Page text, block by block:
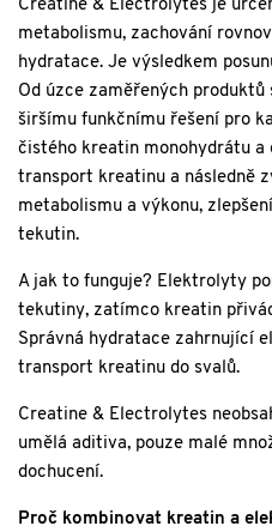
Creatine & Electrolytes je
metabolismu, zachování
hydratace. Je výsledkem
Od úzce zaměřených produktů
širšímu funkčnímu řešení pro
čistého kreatin monohydrátu
transport kreatinu a následně
metabolismu a výkonu,
tekutin.
A jak to funguje? Elektrolyty
tekutiny, zatímco kreatin
Správná hydratace zahrnující
transport kreatinu do svalů.
Creatine & Electrolytes
umělá aditiva, pouze malé
dochucení.
Proč kombinovat kreatin a